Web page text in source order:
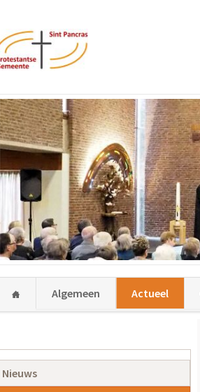
NavigatieAlgemeen Actueel
Navigatie
overslaan
Nieuws